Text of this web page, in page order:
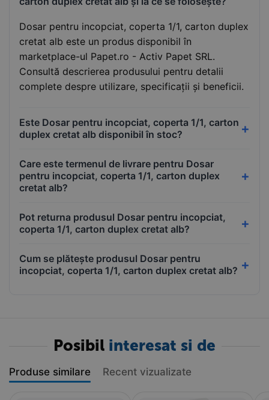
Dosar pentru incopciat, coperta 1/1, carton duplex
cretat alb este un produs disponibil în
marketplace-ul Papet.ro - Activ Papet SRL.
Consultă descrierea produsului pentru detalii
complete despre utilizare, specificații și beneficii.
Este Dosar pentru incopciat, coperta 1/1, carton
duplex cretat alb disponibil în stoc?
Care este termenul de livrare pentru Dosar
pentru incopciat, coperta 1/1, carton duplex
cretat alb?
Pot returna produsul Dosar pentru incopciat,
coperta 1/1, carton duplex cretat alb?
Cum se plătește produsul Dosar pentru
incopciat, coperta 1/1, carton duplex cretat alb?
Posibil interesat si de
Produse similare Recent vizualizate